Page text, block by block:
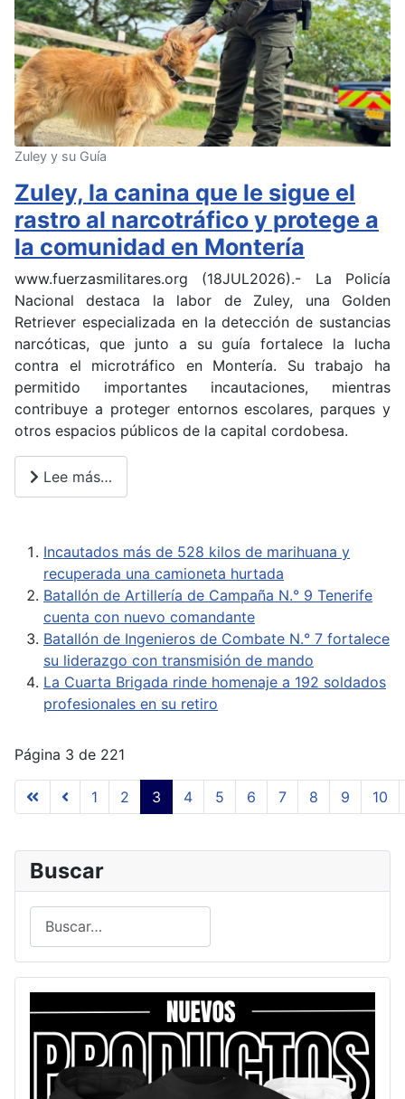
Zuley y su Guía
Zuley, la canina que le sigue el
rastro al narcotráfico y protege a
la comunidad en Montería
www.fuerzasmilitares.org (18JUL2026).- La Policía
Nacional destaca la labor de Zuley, una Golden
Retriever especializada en la detección de sustancias
narcóticas, que junto a su guía fortalece la lucha
contra el microtráfico en Montería. Su trabajo ha
permitido importantes incautaciones, mientras
contribuye a proteger entornos escolares, parques y
otros espacios públicos de la capital cordobesa.
Lee más…
Incautados más de 528 kilos de marihuana y
recuperada una camioneta hurtada
Batallón de Artillería de Campaña N.° 9 Tenerife
cuenta con nuevo comandante
Batallón de Ingenieros de Combate N.° 7 fortalece
su liderazgo con transmisión de mando
La Cuarta Brigada rinde homenaje a 192 soldados
profesionales en su retiro
Página 3 de 221
1 2 3 4 5 6 7 8 9 10
Buscar